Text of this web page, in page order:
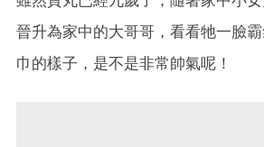
晉升為家中的大哥哥，看看牠一臉
巾的樣子，是不是非常帥氣呢！